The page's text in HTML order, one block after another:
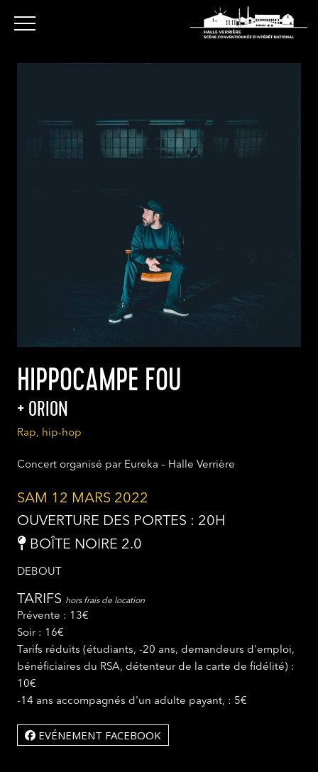
HIPPOCAMPE FOU
ORION
Rap, hip-hop
Concert organisé par Eureka – Halle Verrière
SAM 12 MARS 2022
OUVERTURE DES PORTES : 20H
BOÎTE NOIRE 2.0
DEBOUT
TARIFS hors frais de location
Prévente : 13€
Soir : 16€
Tarifs réduits (étudiants, -20 ans, demandeurs d'emploi,
bénéficiaires du RSA, détenteur de la carte de fidélité) :
10€
-14 ans accompagnés d'un adulte payant, : 5€
EVÉNEMENT FACEBOOK